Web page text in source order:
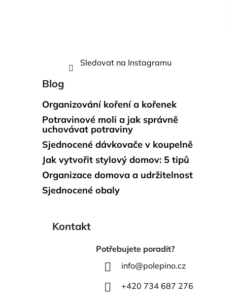
Sledovat na Instagramu
Blog
Organizování koření a kořenek
Potravinové moli a jak správně
uchovávat potraviny
Sjednocené dávkovače v koupelně
Jak vytvořit stylový domov: 5 tipů
Organizace domova a udržitelnost
Sjednocené obaly
Kontakt
Potřebujete poradit?
info@polepino.cz
+420 734 687 276